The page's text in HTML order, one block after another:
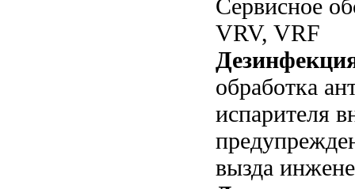
Сервисное
VRV, VRF
обработка
испарителя
вызда